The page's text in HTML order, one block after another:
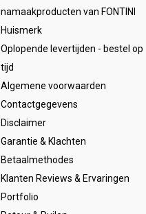
namaakproducten van FONTINI
Huismerk
Oplopende levertijden - bestel op
tijd
Algemene voorwaarden
Contactgegevens
Disclaimer
Garantie & Klachten
Betaalmethodes
Klanten Reviews & Ervaringen
Portfolio